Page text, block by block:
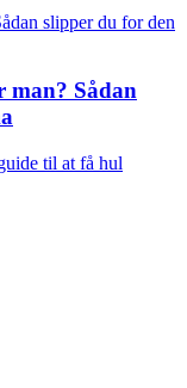
man? Sådan